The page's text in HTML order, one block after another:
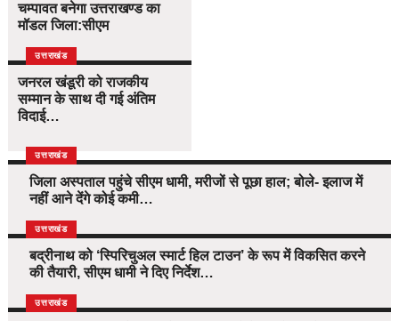
चम्पावत बनेगा उत्तराखण्ड का
मॉडल जिला:सीएम
उत्तराखंड
जनरल खंडूरी को राजकीय
सम्मान के साथ दी गई अंतिम
विदाई…
उत्तराखंड
जिला अस्पताल पहुंचे सीएम धामी, मरीजों से पूछा हाल; बोले- इलाज में
नहीं आने देंगे कोई कमी…
उत्तराखंड
बद्रीनाथ को ‘स्पिरिचुअल स्मार्ट हिल टाउन’ के रूप में विकसित करने
की तैयारी, सीएम धामी ने दिए निर्देश…
उत्तराखंड